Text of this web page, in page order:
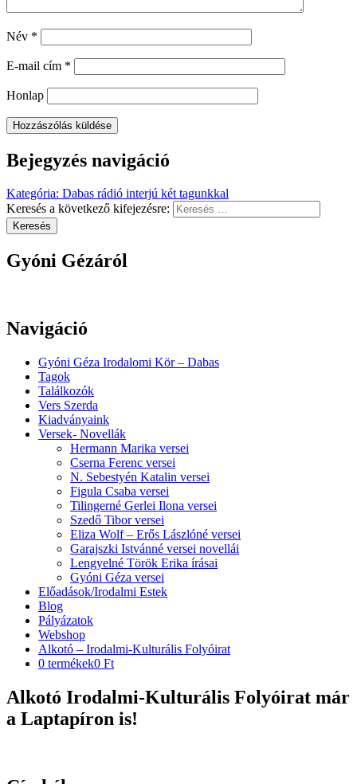
Név *
E-mail cím *
Honlap
Bejegyzés navigáció
Kategória: Dabas rádió interjú két tagunkkal
Keresés a következő kifejezésre:
Keresés
Gyóni Gézáról
Navigáció
Gyóni Géza Irodalomi Kör – Dabas
Tagok
Találkozók
Vers Szerda
Kiadványaink
Versek- Novellák
Hermann Marika versei
Cserna Ferenc versei
N. Sebestyén Katalin versei
Figula Csaba versei
Tilingerné Gerlei Ilona versei
Szedő Tibor versei
Eliza Wolf – Erős Lászlóné versei
Garajszki Istvánné versei novellái
Lengyelné Török Erika írásai
Gyóni Géza versei
Előadások/Irodalmi Estek
Blog
Pályázatok
Webshop
Alkotó – Irodalmi-Kulturális Folyóirat
0 termékek0 Ft
Alkotó Irodalmi-Kulturális Folyóirat már
a Laptapíron is!